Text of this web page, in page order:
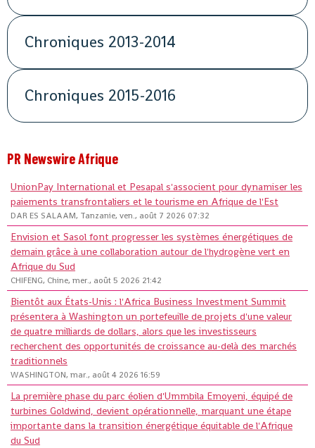
Chroniques 2013-2014
Chroniques 2015-2016
PR Newswire Afrique
UnionPay International et Pesapal s'associent pour dynamiser les
paiements transfrontaliers et le tourisme en Afrique de l'Est
DAR ES SALAAM, Tanzanie, ven., août 7 2026 07:32
Envision et Sasol font progresser les systèmes énergétiques de
demain grâce à une collaboration autour de l'hydrogène vert en
Afrique du Sud
CHIFENG, Chine, mer., août 5 2026 21:42
Bientôt aux États-Unis : l'Africa Business Investment Summit
présentera à Washington un portefeuille de projets d'une valeur
de quatre milliards de dollars, alors que les investisseurs
recherchent des opportunités de croissance au-delà des marchés
traditionnels
WASHINGTON, mar., août 4 2026 16:59
La première phase du parc éolien d'Ummbila Emoyeni, équipé de
turbines Goldwind, devient opérationnelle, marquant une étape
importante dans la transition énergétique équitable de l'Afrique
du Sud